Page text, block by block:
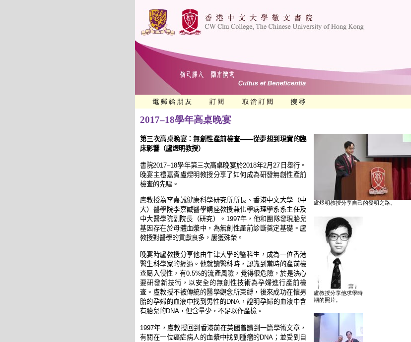
2017–18學年高桌晚宴
第三次高桌晚宴：無創性產前檢查——從夢想到現實的臨
床影響（盧煜明教授）
書院2017–18學年第三次高桌晚宴於2018年2月27 日舉行。
晚宴主禮嘉賓盧煜明教授分享了如何成為研發無創性產前
檢查的先驅。
盧教授為李嘉誠健康科學研究所所長、香港中文大學 （中
大）醫學院李嘉誠醫學講座教授兼化學病理學系 系主任及
中大醫學院副院長（研究） 。 1997年 ， 他和團隊發現胎兒
基因存在於母體血漿中，為無創 性產前診斷奠定基礎 。 盧
教授對醫學的貢獻 良多 ， 屢獲殊榮。
晚宴時盧教授分享他由牛津大學的醫科生 ， 成為一位香港
醫生科學家的經過。他就讀醫科時 ， 認識到當時的產前檢
查屬入侵性 ， 有0.5%的流產風險 ，覺得很危險，於是決心
要研發新技術， 以安全的無創 性技術為孕婦進行產前檢
查。 盧教授不被傳統的醫學觀念所束縛 ， 後來成功在懷男
胎的孕婦的血液中找到男性的DNA ， 證明孕婦的血液中含
有胎兒的DNA ， 但含量少 ， 不足以作產檢。
1997年，盧教授回到香港前在英國曾讀到一篇學術文章 ，
有關在一位癌症病人的血漿中找到腫瘤的DNA ； 並受到自
盧煜明教授分享自己的發明之路。
盧教授分享他求學時
期的照片。